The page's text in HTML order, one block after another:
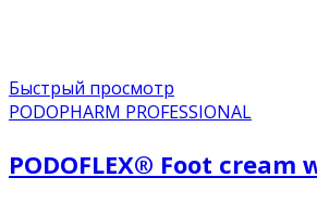
Быстрый просмотр
PODOPHARM PROFESSIONAL
PODOFLEX® Foot